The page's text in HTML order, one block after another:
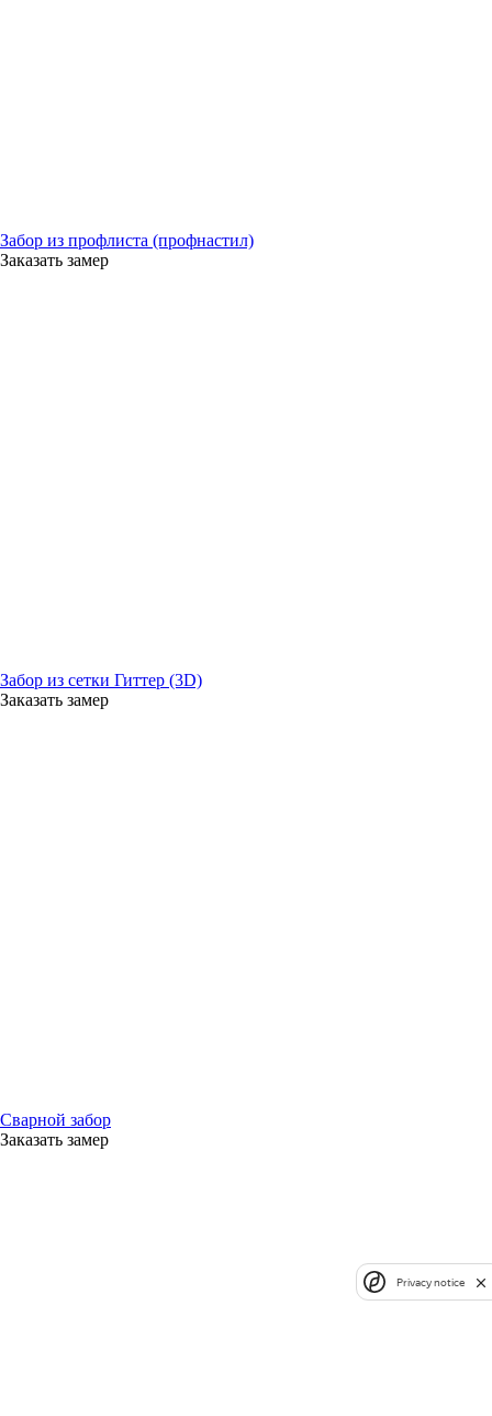
Забор из профлиста (профнастил)
Заказать замер
Забор из сетки Гиттер (3D)
Заказать замер
Сварной забор
Заказать замер
Privacy notice